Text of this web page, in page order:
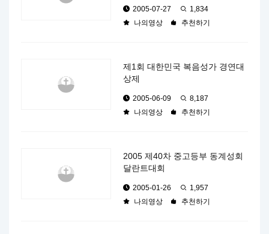
2005-07-27
1,834
나의영상
추천하기
제1회 대한민국 복음성가 경연대
상제
2005-06-09
8,187
나의영상
추천하기
2005 제40차 중고등부 동계성회
달란트대회
2005-01-26
1,957
나의영상
추천하기